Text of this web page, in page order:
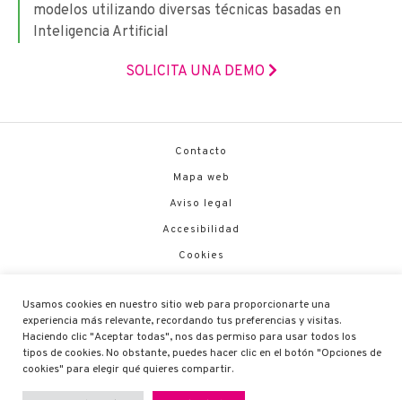
modelos utilizando diversas técnicas basadas en
Inteligencia Artificial
SOLICITA UNA DEMO
Contacto
Mapa web
Aviso legal
Accesibilidad
Cookies
Canal de Denuncias
Código Ético
Usamos cookies en nuestro sitio web para proporcionarte una
experiencia más relevante, recordando tus preferencias y visitas.
Haciendo clic "Aceptar todas", nos das permiso para usar todos los
tipos de cookies. No obstante, puedes hacer clic en el botón "Opciones de
cookies" para elegir qué quieres compartir.